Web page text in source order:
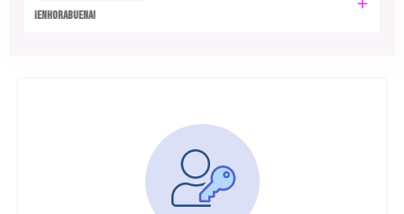
¡Enhorabuena!